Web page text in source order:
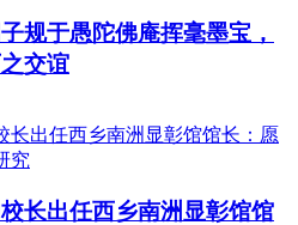
规于愚陀佛庵挥毫墨宝，
交谊
长出任西乡南洲显彰馆馆